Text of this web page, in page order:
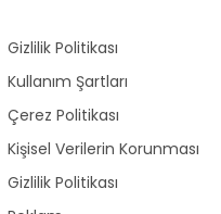
Gizlilik Politikası
Kullanım Şartları
Çerez Politikası
Kişisel Verilerin Korunması
Gizlilik Politikası